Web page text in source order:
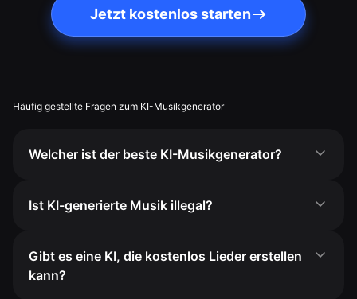
Jetzt kostenlos starten
Häufig gestellte Fragen zum KI-Musikgenerator
Welcher ist der beste KI-Musikgenerator?
Ist KI-generierte Musik illegal?
Gibt es eine KI, die kostenlos Lieder erstellen
kann?